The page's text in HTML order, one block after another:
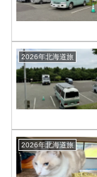
2026年北海道旅
2026年北海道旅